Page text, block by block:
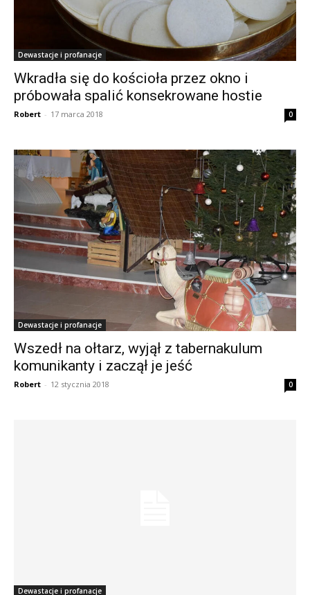
Dewastacje i profanacje
Wkradła się do kościoła przez okno i
próbowała spalić konsekrowane hostie
Robert - 17 marca 2018 0
Dewastacje i profanacje
Wszedł na ołtarz, wyjął z tabernakulum
komunikanty i zaczął je jeść
Robert - 12 stycznia 2018 0
Dewastacje i profanacje